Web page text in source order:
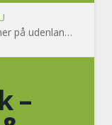
En hjælpende hånd til varedeklarationer på udenlandsk